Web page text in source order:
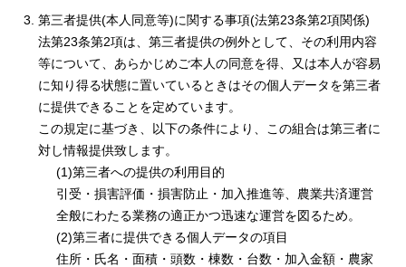
第三者提供(本人同意等)に関する事項(法第23条第2項関係)
法第23条第2項は、第三者提供の例外として、その利用内容
等について、あらかじめご本人の同意を得、又は本人が容易
に知り得る状態に置いているときはその個人データを第三者
に提供できることを定めています。
この規定に基づき、以下の条件により、この組合は第三者に
対し情報提供致します。
(1)第三者への提供の利用目的
引受・損害評価・損害防止・加入推進等、農業共済運営
全般にわたる業務の適正かつ迅速な運営を図るため。
(2)第三者に提供できる個人データの項目
住所・氏名・面積・頭数・棟数・台数・加入金額・農家